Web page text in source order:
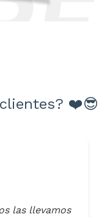
❤️😎
las llevamos